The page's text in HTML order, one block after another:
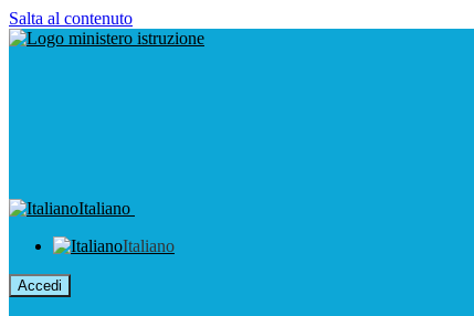
Salta al contenuto
Italiano
Italiano
Accedi